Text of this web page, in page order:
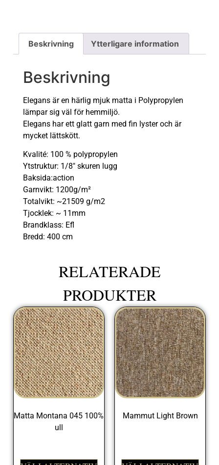
Matta Montana 045 100%
ull
Mammut Light Brown
Beskrivning Ytterligare information
Beskrivning
Elegans är en härlig mjuk matta i Polypropylen
lämpar sig väl för hemmiljö.
Elegans har ett glatt garn med fin lyster och är
mycket lättskött.
Kvalité: 100 % polypropylen
Ytstruktur: 1/8″ skuren lugg
Baksida:action
Garnvikt: 1200g/m²
Totalvikt: ~21509 g/m2
Tjocklek: ~ 11mm
Brandklass: Efl
Bredd: 400 cm
RELATERADE
PRODUKTER